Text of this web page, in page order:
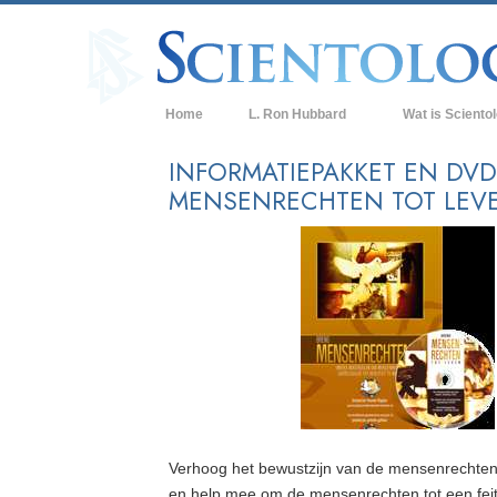
Home L. Ron Hubbard Wat is
De Credo’s en
Wat scientologen
Scientology
Maak kennis met
Binnen in een Kerk
De
Een Inleiding tot
Liefde en Haat –
Wat is Grootheid?
INFORMATIEPAKKET EN
MENSENRECHTEN TOT
Verhoog het bewustzijn van de